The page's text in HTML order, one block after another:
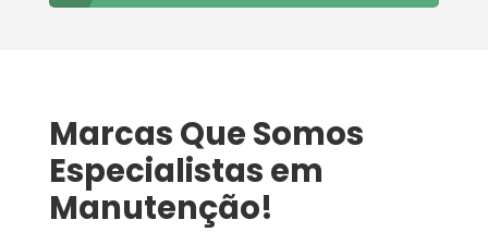
Marcas Que Somos
Especialistas em
Manutenção!